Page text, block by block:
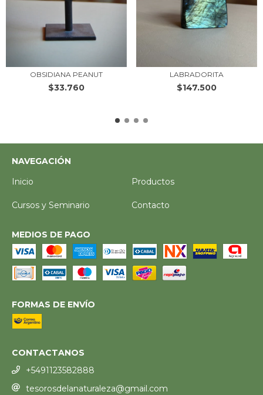
OBSIDIANA PEANUT
$33.760
LABRADORITA
$147.500
NAVEGACIÓN
Inicio
Productos
Cursos y Seminario Contacto
MEDIOS DE PAGO
FORMAS DE ENVÍO
CONTACTANOS
+5491123582888
tesorosdelanaturaleza@gmail.com